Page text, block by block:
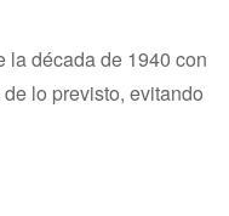
la década de 1940 con
lo previsto, evitando